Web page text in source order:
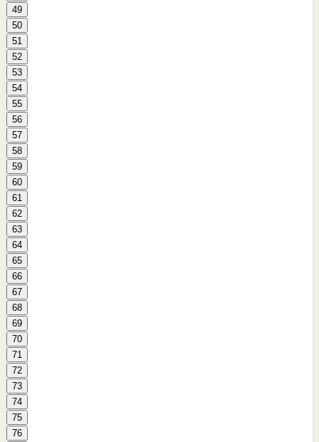
49
50
51
52
53
54
55
56
57
58
59
60
61
62
63
64
65
66
67
68
69
70
71
72
73
74
75
76